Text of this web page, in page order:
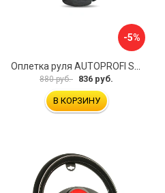
-5%
880 руб. 836 руб.
В КОРЗИНУ